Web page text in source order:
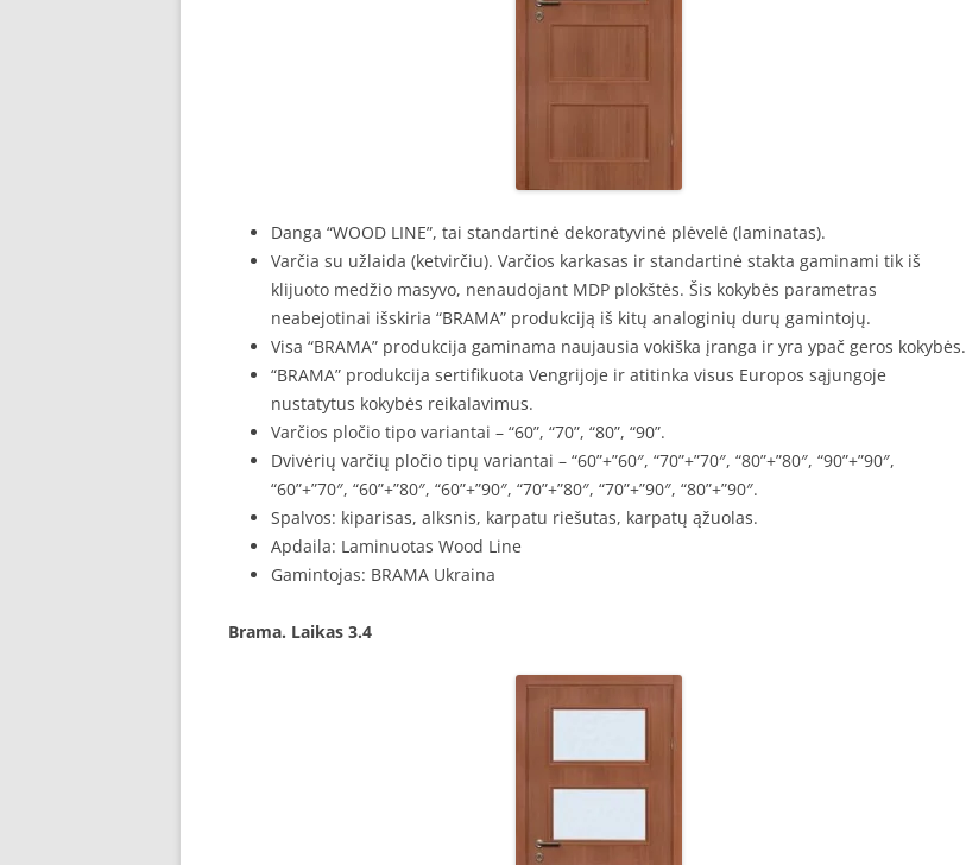
Danga “WOOD LINE”, tai standartinė dekoratyvinė plėvelė (laminatas).
Varčia su užlaida (ketvirčiu). Varčios karkasas ir standartinė stakta gaminami tik iš
klijuoto medžio masyvo, nenaudojant MDP plokštės. Šis kokybės parametras
neabejotinai išskiria “BRAMA” produkciją iš kitų analoginių durų gamintojų.
Visa “BRAMA” produkcija gaminama naujausia vokiška įranga ir yra ypač geros kokybės.
“BRAMA” produkcija sertifikuota Vengrijoje ir atitinka visus Europos sąjungoje
nustatytus kokybės reikalavimus.
Varčios pločio tipo variantai – “60”, “70”, “80”, “90”.
Dvivėrių varčių pločio tipų variantai – “60”+”60″, “70”+”70″, “80”+”80″, “90”+”90″,
“60”+”70″, “60”+”80″, “60”+”90″, “70”+”80″, “70”+”90″, “80”+”90″.
Spalvos: kiparisas, alksnis, karpatu riešutas, karpatų ąžuolas.
Apdaila: Laminuotas Wood Line
Gamintojas: BRAMA Ukraina
Brama. Laikas 3.4